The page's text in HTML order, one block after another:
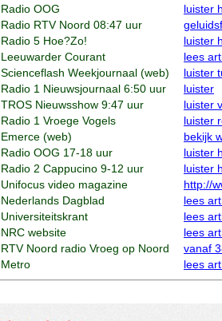
Radio OOG
luister
Radio RTV Noord 08:47 uur
Radio 5 Hoe?Zo!
luister
Leeuwarder Courant
lees
Scienceflash Weekjournaal (web)
luister
Radio 1 Nieuwsjournaal 6:50 uur
luister
TROS Nieuwsshow 9:47 uur
luister
Radio 1 Vroege Vogels
luister
Emerce (web)
bekijk
Radio OOG 17-18 uur
luister
Radio 2 Cappucino 9-12 uur
luister
Unifocus video magazine
http://
Nederlands Dagblad
lees
Universiteitskrant
lees
NRC website
lees
RTV Noord radio Vroeg op Noord
vanaf
Metro lees